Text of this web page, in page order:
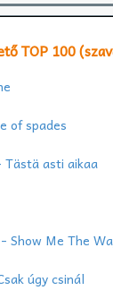
TOP 100
of spades
Tästä asti aikaa
Show Me The
úgy csinál